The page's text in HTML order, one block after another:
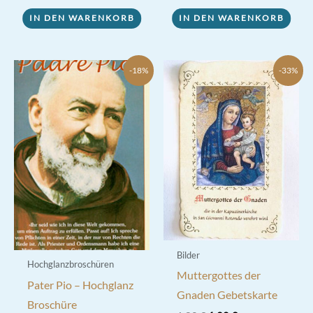
IN DEN WARENKORB IN DEN WARENKORB
-18%
Hochglanzbroschüren
Pater Pio – Hochglanz
Broschüre
-33%
Bilder
Muttergottes der
Gnaden Gebetskarte